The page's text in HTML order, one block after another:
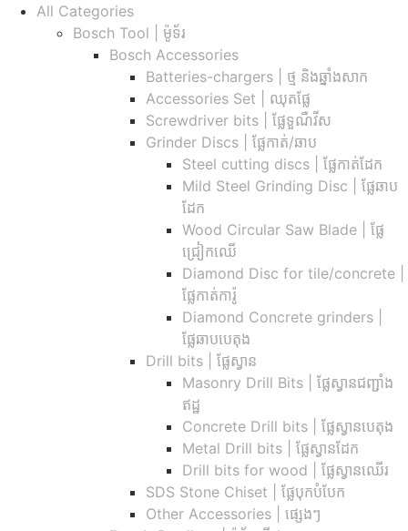
All Categories
Bosch Tool | ម៉ូទ័រ
Bosch Accessories
Batteries-chargers | ថ្ម និងឆ្នាំងសាក
Accessories Set | ឈុតផ្លែ
Screwdriver bits | ផ្លែទួណឺវីស
Grinder Discs |​ ផ្លែកាត់/ឆាប
Steel cutting discs |​ ផ្លែកាត់ដែក
Mild Steel Grinding Disc | ផ្លែឆាប
ដែក
Wood Circular Saw Blade | ផ្លែ
ជ្រៀកឈើ
Diamond Disc for tile/concrete​ |
ផ្លែកាត់ការ៉ូ
Diamond Concrete grinders |
ផ្លែឆាបបេតុង
Drill bits |​ ផ្លែស្វាន
Masonry Drill Bits |​ ផ្លែស្វានជញ្ជាំង
ឥដ្ឋ
Concrete Drill bits |​ ផ្លែស្វានបេតុង
Metal Drill bits |​ ផ្លែស្វានដែក
Drill bits for wood |​ ផ្លែស្វានឈើរ
SDS Stone Chiset |​ ផ្លែបុកបំបែក
Other Accessories | ផ្សេងៗ